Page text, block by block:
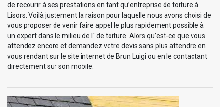
de recourir à ses prestations en tant qu’entreprise de toiture à
Lisors. Voilà justement la raison pour laquelle nous avons choisi de
vous proposer de venir faire appel le plus rapidement possible à
un expert dans le milieu de l` de toiture. Alors qu’est-ce que vous
attendez encore et demandez votre devis sans plus attendre en
vous rendant sur le site internet de Brun Luigi ou en le contactant
directement sur son mobile.